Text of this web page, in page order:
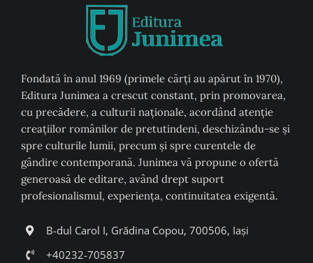
Fondată în anul 1969 (primele cărți au apărut în 1970),
Editura Junimea a crescut constant, prin promovarea,
cu precădere, a culturii naţionale, acordând atenţie
creaţiilor românilor de pretutindeni, deschizându-se şi
spre culturile lumii, precum şi spre curentele de
gândire contemporană. Junimea vă propune o ofertă
generoasă de editare, având drept suport
profesionalismul, experiența, continuitatea exigentă.
B-dul Carol I, Grădina Copou, 700506, Iași
+40232-705837